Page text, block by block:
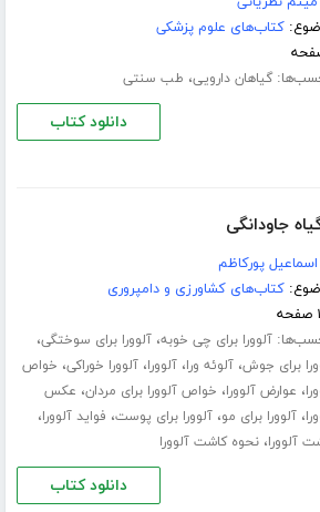
کتاب‌های علوم پزشکی
گیاهان دارویی، طب سنتی
دانلود کتاب
جاودانگی
اسماعیل پورکاظم
کتاب‌های کشاورزی و دامپروری
آلوورا برای چی خوبه،آلوورا برای سوختگی،
برای جوش،آلوئه ورا،آلوورا،آلوورا خوراکی، خواص
، عوارض آلوورا، خواص آلوورا برای مردان، عکس
،آلوورا برای مو،آلوورا برای پوست، فواید آلوورا،
آلوورا،نحوه کاشت آلوورا
دانلود کتاب